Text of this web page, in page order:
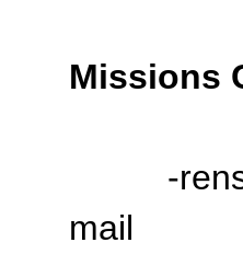
Missions
-
mail